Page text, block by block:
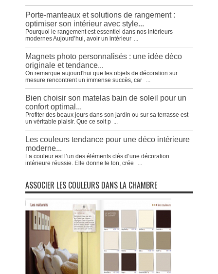
Porte-manteaux et solutions de rangement :
optimiser son intérieur avec style...
Pourquoi le rangement est essentiel dans nos intérieurs
modernes Aujourd’hui, avoir un intérieur ...
Magnets photo personnalisés : une idée déco
originale et tendance...
On remarque aujourd'hui que les objets de décoration sur
mesure rencontrent un immense succès, car
...
Bien choisir son matelas bain de soleil pour un
confort optimal...
Profiter des beaux jours dans son jardin ou sur sa terrasse est
un véritable plaisir. Que ce soit p ...
Les couleurs tendance pour une déco intérieure
moderne...
La couleur est l’un des éléments clés d’une décoration
intérieure réussie. Elle donne le ton, crée
...
ASSOCIER LES COULEURS DANS LA CHAMBRE